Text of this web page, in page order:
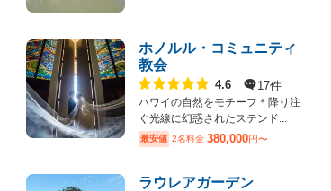
ホノルル・コミュニティ
教会
点数
4.6 17件
ハワイの自然をモチーフ＊降り注
ぐ光線に幻惑されたステンド...
最安値 2名料金 380,000円〜
ラウレアガーデン